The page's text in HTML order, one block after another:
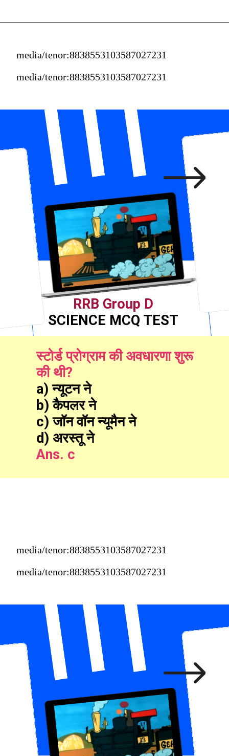
media/tenor:8838553103587027231
media/tenor:8838553103587027231
स्टोर्ड प्रोग्राम की अवधारणा शुरू
की थी?
a) न्यूटन ने
b) कैपलर ने
c) जॉन वॉन न्यूमैन ने
d) अरस्तू ने
Ans. c
RRB Group D
SCIENCE MCQ TEST
media/tenor:8838553103587027231
media/tenor:8838553103587027231